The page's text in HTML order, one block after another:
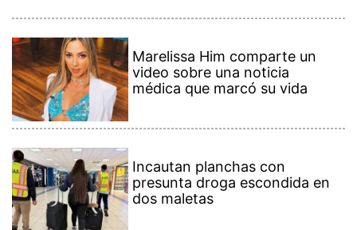
Marelissa Him comparte un
video sobre una noticia
médica que marcó su vida
Incautan planchas con
presunta droga escondida en
dos maletas